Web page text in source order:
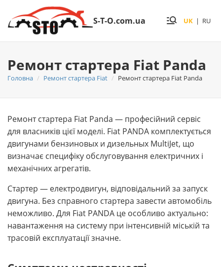
S-T-O.com.ua UK | RU
Ремонт стартера Fiat Panda
Головна Ремонт стартера Fiat Ремонт стартера Fiat Panda
Ремонт стартера Fiat Panda — професійний сервіс
для власників цієї моделі. Fiat PANDA комплектується
двигунами бензиновых и дизельных MultiJet, що
визначає специфіку обслуговування електричних і
механічних агрегатів.
Стартер — електродвигун, відповідальний за запуск
двигуна. Без справного стартера завести автомобіль
неможливо. Для Fiat PANDA це особливо актуально:
навантаження на систему при інтенсивній міській та
трасовій експлуатації значне.